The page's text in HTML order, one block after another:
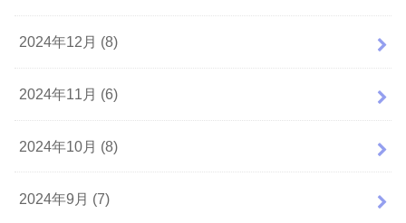
2024年12月 (8)
2024年11月 (6)
2024年10月 (8)
2024年9月 (7)